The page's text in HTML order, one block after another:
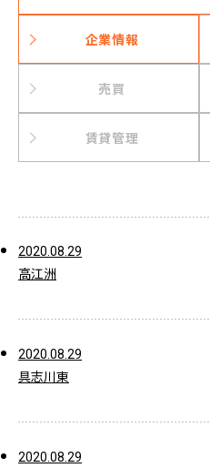
企業情報
売買
賃貸管理
2020.08.29
高江洲
2020.08.29
具志川東
2020.08.29